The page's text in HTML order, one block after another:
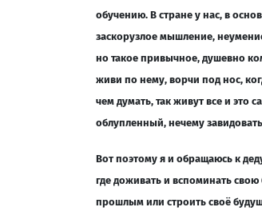
обучению. В стране у нас, в
заскорузлое мышление,
но такое привычное, душевно
живи по нему, ворчи под нос,
чем думать, так живут все и это
облупленный, нечему
Вот поэтому я и обращаюсь к
где доживать и вспоминать
прошлым или строить своё